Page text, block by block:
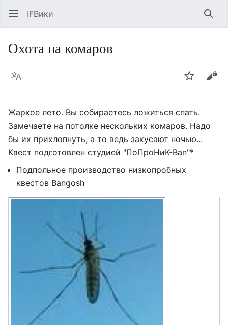
IFВики
Охота на комаров
Язык Следить
Жаркое лето. Вы собираетесь ложиться спать.
Замечаете на потолке нескольких комаров. Надо
бы их прихлопнуть, а то ведь закусают ночью...
Квест подготовлен студией "ПоПроНиК-Ban"*
Подпольное производство низкопробных
квестов Bangosh